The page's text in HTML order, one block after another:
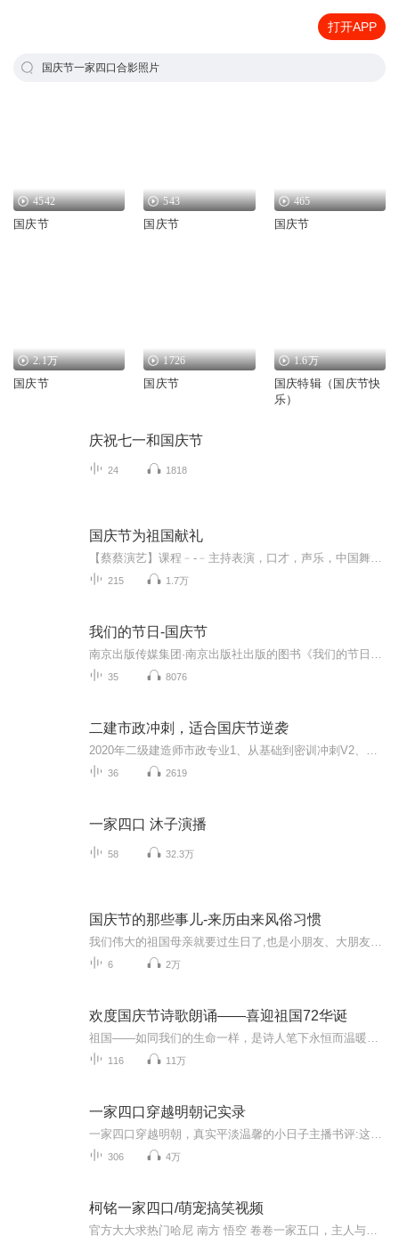
打开APP
国庆节一家四口合影照片
4542
国庆节
543
国庆节
465
国庆节
2.1万
国庆节
1726
国庆节
1.6万
国庆特辑（国庆节快
乐）
庆祝七一和国庆节
24 1818
国庆节为祖国献礼
215 1.7万
我们的节日-国庆节
35 8076
二建市政冲刺，适合国庆节逆袭
36 2619
一家四口 沐子演播
58 32.3万
国庆节的那些事儿-来历由来风俗习惯
6 2万
欢度国庆节诗歌朗诵——喜迎祖国72华诞
116 11万
一家四口穿越明朝记实录
306 4万
柯铭一家四口/萌宠搞笑视频